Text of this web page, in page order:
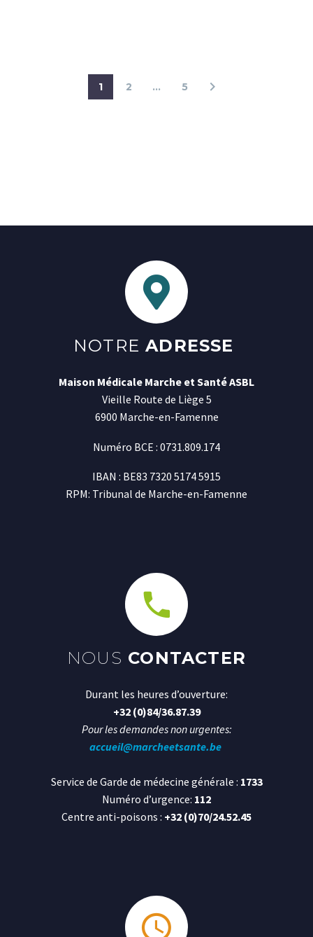
1 2 … 5
NOTRE ADRESSE
Maison Médicale Marche et Santé ASBL
Vieille Route de Liège 5
6900 Marche-en-Famenne
Numéro BCE : 0731.809.174
IBAN : BE83 7320 5174 5915
RPM: Tribunal de Marche-en-Famenne
NOUS CONTACTER
Durant les heures d’ouverture:
+32 (0)84/36.87.39
Pour les demandes non urgentes:
accueil@marcheetsante.be
Service de Garde de médecine générale : 1733
Numéro d’urgence: 112
Centre anti-poisons : +32 (0)70/24.52.45